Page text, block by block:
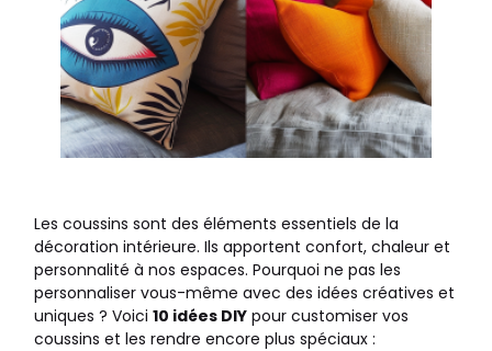
Les coussins sont des éléments essentiels de la
décoration intérieure. Ils apportent confort, chaleur et
personnalité à nos espaces. Pourquoi ne pas les
personnaliser vous-même avec des idées créatives et
uniques ? Voici10 idées DIY pour customiser vos
coussins et les rendre encore plus spéciaux :